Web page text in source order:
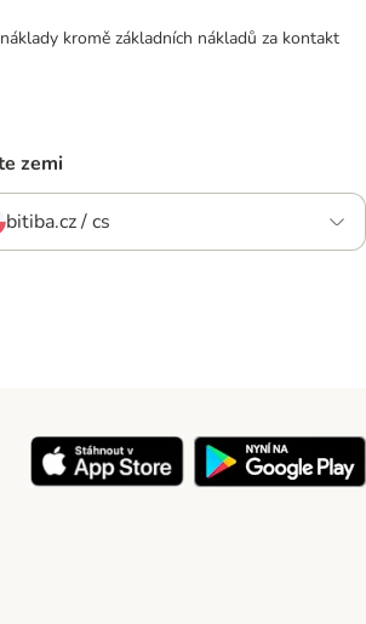
kromě základních nákladů za kontakt
zemi
bitiba.cz / cs